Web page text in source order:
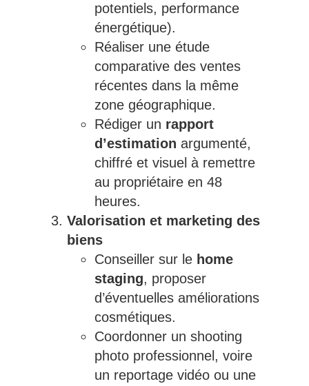
potentiels, performance
énergétique).
Réaliser une étude
comparative des ventes
récentes dans la même
zone géographique.
Rédiger un rapport
d’estimation argumenté,
chiffré et visuel à remettre
au propriétaire en 48
heures.
Valorisation et marketing des
biens
Conseiller sur le home
staging, proposer
d’éventuelles améliorations
cosmétiques.
Coordonner un shooting
photo professionnel, voire
un reportage vidéo ou une